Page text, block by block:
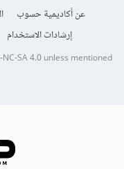
عن أكاديمية حسوب
إرشادات الاستخدام
NC-SA 4.0unless mentioned